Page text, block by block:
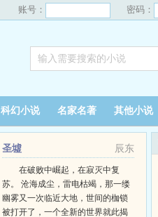
账号： 密码：
科幻小说 名家名著 其他小说
辰东
圣墟
在破败中崛起，在寂灭中复
苏。 沧海成尘，雷电枯竭，那一缕
幽雾又一次临近大地，世间的枷锁
被打开了，一个全新的世界就此揭